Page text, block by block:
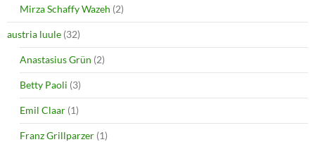
Mirza Schaffy Wazeh (2)
austria luule (32)
Anastasius Grün (2)
Betty Paoli (3)
Emil Claar (1)
Franz Grillparzer (1)